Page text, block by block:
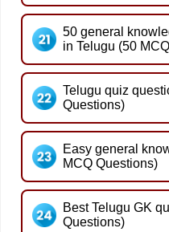
50 general
in Telugu (50
Telugu quiz
Questions)
Easy general
MCQ Questions)
Best Telugu GK
Questions)